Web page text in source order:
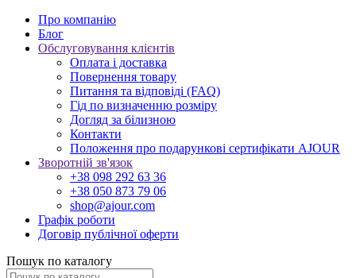
Про компанію
Блог
Обслуговування клієнтів
Оплата і доставка
Повернення товару
Питання та відповіді (FAQ)
Гід по визначенню розміру
Догляд за білизною
Контакти
Положення про подарункові сертифікати AJOUR
Зворотній зв'язок
+38 098 292 63 36
+38 050 873 79 06
shop@ajour.com
Графік роботи
Договір публічної оферти
Пошук по каталогу